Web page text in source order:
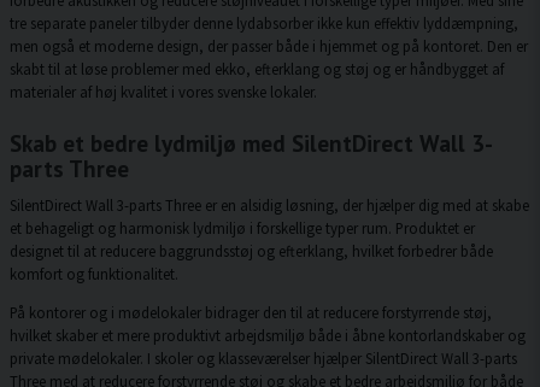
tre separate paneler tilbyder denne lydabsorber ikke kun effektiv lyddæmpning,
men også et moderne design, der passer både i hjemmet og på kontoret. Den er
skabt til at løse problemer med ekko, efterklang og støj og er håndbygget af
materialer af høj kvalitet i vores svenske lokaler.
Skab et bedre lydmiljø med SilentDirect Wall 3-
parts Three
SilentDirect Wall 3-parts Three er en alsidig løsning, der hjælper dig med at skabe
et behageligt og harmonisk lydmiljø i forskellige typer rum. Produktet er
designet til at reducere baggrundsstøj og efterklang, hvilket forbedrer både
komfort og funktionalitet.
På kontorer og i mødelokaler bidrager den til at reducere forstyrrende støj,
hvilket skaber et mere produktivt arbejdsmiljø både i åbne kontorlandskaber og
private mødelokaler. I skoler og klasseværelser hjælper SilentDirect Wall 3-parts
Three med at reducere forstyrrende støj og skabe et bedre arbejdsmiljø for både